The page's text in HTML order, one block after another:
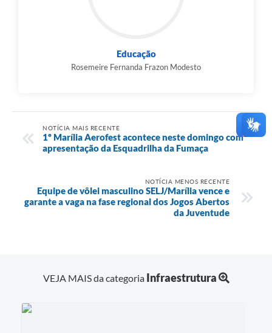
Educação
Rosemeire Fernanda Frazon Modesto
NOTÍCIA MAIS RECENTE
1º Marília Aerofest acontece neste domingo com
apresentação da Esquadrilha da Fumaça
NOTÍCIA MENOS RECENTE
Equipe de vôlei masculino SELJ/Marília vence e
garante a vaga na fase regional dos Jogos Abertos
da Juventude
VEJA MAIS da categoria Infraestrutura